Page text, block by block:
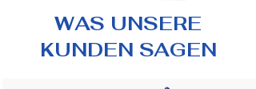
WAS UNSERE
KUNDEN SAGEN